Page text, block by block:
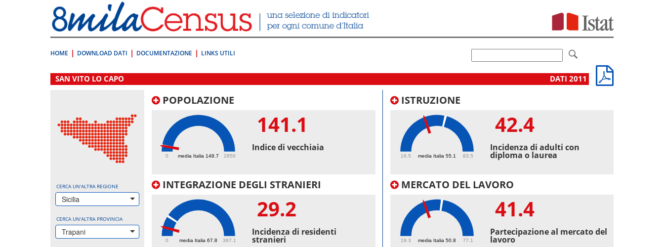
direttamente
a:
Contenuto
HOME DOWNLOAD DATI DOCUMENTAZIONE LINKS UTILI
.
SAN VITO LO CAPO DATI 2011
CERCA UN'ALTRA REGIONE
Sicilia
CERCA UN'ALTRA PROVINCIA
Trapani
POPOLAZIONE
media Italia 148.7
0 2850
141.1
Indice di vecchiaia
INTEGRAZIONE DEGLI STRANIERI
media Italia 67.8
0 367.1
29.2
Incidenza di residenti
stranieri
ISTRUZIONE
media Italia 55.1
16.5 83.5
42.4
Incidenza di adulti con
diploma o laurea
MERCATO DEL LAVORO
media Italia 50.8
19.3 77.1
41.4
Partecipazione al mercato del
lavoro